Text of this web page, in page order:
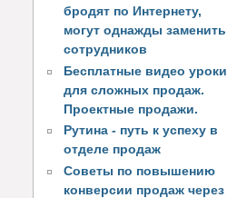
бродят по Интернету,
могут однажды заменить
сотрудников
Бесплатные видео уроки
для сложных продаж.
Проектные продажи.
Рутина - путь к успеху в
отделе продаж
Советы по повышению
конверсии продаж через